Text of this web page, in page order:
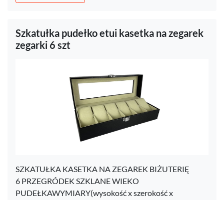
Szkatułka pudełko etui kasetka na zegarek
zegarki 6 szt
SZKATUŁKA KASETKA NA ZEGAREK BIŻUTERIĘ
6 PRZEGRÓDEK SZKLANE WIEKO
PUDEŁKAWYMIARY(wysokość x szerokość x